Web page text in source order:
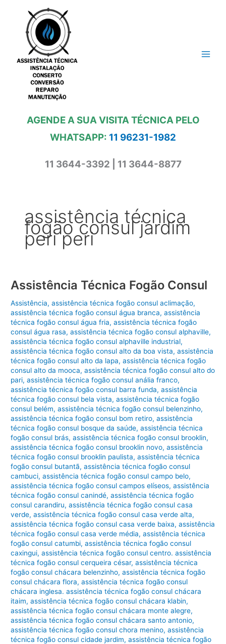
conteúdo
AGENDE A SUA VISITA TÉCNICA PELO
WHATSAPP: 11 96231-1982
11 3644-3392 | 11 3644-8877
assistência técnica
fogão consul jardim
peri peri
Assistência Técnica Fogão Consul
Assistência,assistência técnica fogão consul aclimação,
assistência técnica fogão consul água branca,assistência
técnica fogão consul água fria,assistência técnica fogão
consul água rasa,assistência técnica fogão consul alphaville,
assistência técnica fogão consul alphaville industrial,
assistência técnica fogão consul alto da boa vista,assistência
técnica fogão consul alto da lapa,assistência técnica fogão
consul alto da mooca,assistência técnica fogão consul alto do
pari,assistência técnica fogão consul anália franco,
assistência técnica fogão consul barra funda,assistência
técnica fogão consul bela vista,assistência técnica fogão
consul belém,assistência técnica fogão consul belenzinho,
assistência técnica fogão consul bom retiro,assistência
técnica fogão consul bosque da saúde,assistência técnica
fogão consul brás,assistência técnica fogão consul brooklin,
assistência técnica fogão consul brooklin novo,assistência
técnica fogão consul brooklin paulista,assistência técnica
fogão consul butantã,assistência técnica fogão consul
cambuci,assistência técnica fogão consul campo belo,
assistência técnica fogão consul campos elíseos,assistência
técnica fogão consul canindé,assistência técnica fogão
consul carandiru,assistência técnica fogão consul casa
verde,assistência técnica fogão consul casa verde alta,
assistência técnica fogão consul casa verde baixa,assistência
técnica fogão consul casa verde média,assistência técnica
fogão consul catumbi,assistência técnica fogão consul
caxingui,assistência técnica fogão consul centro. assistência
técnica fogão consul cerqueira césar,assistência técnica
fogão consul chácara belenzinho,assistência técnica fogão
consul chácara flora,assistência técnica fogão consul
chácara inglesa. assistência técnica fogão consul chácara
itaim,assistência técnica fogão consul chácara klabin,
assistência técnica fogão consul chácara monte alegre,
assistência técnica fogão consul chácara santo antonio,
assistência técnica fogão consul chora menino,assistência
técnica fogão consul cidade jardim,assistência técnica fogão